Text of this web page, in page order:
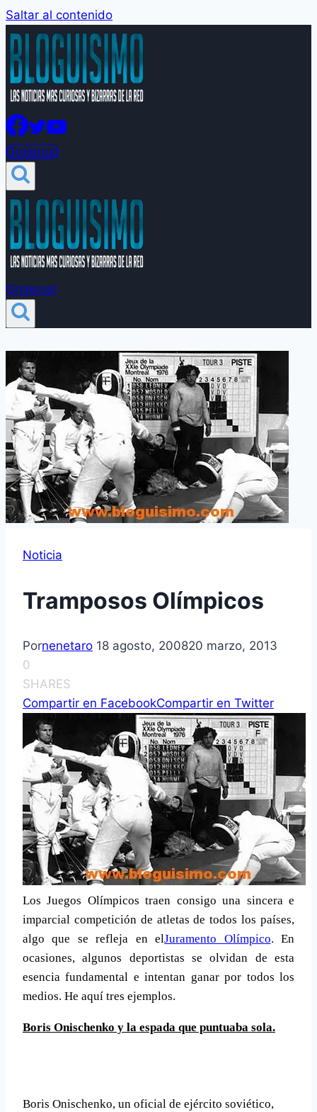
Saltar al contenido
Groleros!
Groleros!
Noticia
Tramposos Olí­mpicos
Pornenetaro 18 agosto, 200820 marzo, 2013
0
SHARES
Compartir en FacebookCompartir en Twitter
Los Juegos Olí­mpicos traen consigo una sincera e
imparcial competición de atletas de todos los paí­ses,
algo que se refleja en elJuramento Olí­mpico. En
ocasiones, algunos deportistas se olvidan de esta
esencia fundamental e intentan ganar por todos los
medios. He aquí­ tres ejemplos.
Boris Onischenko y la espada que puntuaba sola.
Boris Onischenko, un oficial de ejército soviético,